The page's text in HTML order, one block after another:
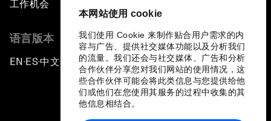
本网站使用 cookie
我们使用 Cookie 来制作贴合用户需求的内
容与广告、提供社交媒体功能以及分析我们
的流量。我们还会与社交媒体、广告和分析
合作伙伴分享您对我们网站的使用情况，这
些合作伙伴可能会将此类信息与您提供给他
们或他们在您使用其服务的过程中收集的其
他信息相结合。
工作机会
语言版本
EN ▪ ES▪中文▪ 日本語